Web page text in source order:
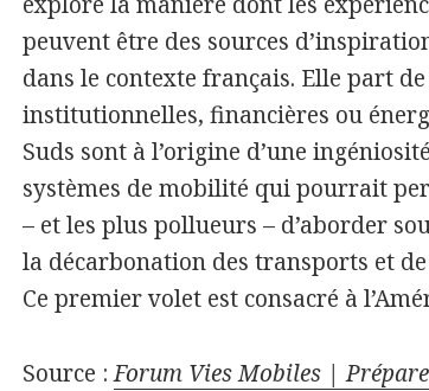
peuvent être des sources
dans le contexte français. Elle part
institutionnelles, financières ou
Suds sont à l’origine d’une
systèmes de mobilité qui pourrait
– et les plus pollueurs – d’aborder
la décarbonation des transports et
Ce premier volet est consacré à
Source :Forum Vies Mobiles |